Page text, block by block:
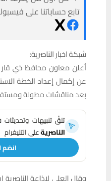
تابع حساباتنا على
شبكة اخبار الناصرية:
أعلن معاون محافظ ذي قار
بعد مناقشات مطولة
تلقَّ تنبيهات وتحديثات
الناصريةعلى التليغرام
انضم